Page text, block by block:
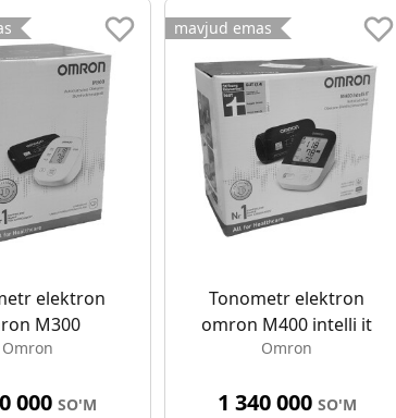
elektron
M300
Omron
000SO'M
mavjud emas
Tonometr elektron
omron M400 intelli it
Omron
1 340 000 SO'M